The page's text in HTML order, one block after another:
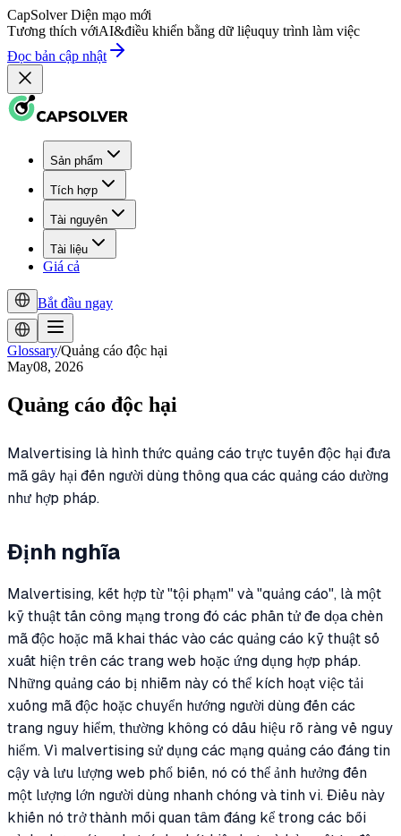
CapSolver Diện mạo mới
Tương thích vớiAI&điều khiển bằng dữ liệuquy trình làm việc
Đọc bản cập nhật
Sản phẩm
Tích hợp
Tài nguyên
Tài liệu
Giá cả
Bắt đầu ngay
Glossary/Quảng cáo độc hại
May08, 2026
Quảng cáo độc hại
Malvertising là hình thức quảng cáo trực tuyến độc hại đưa
mã gây hại đến người dùng thông qua các quảng cáo dường
như hợp pháp.
Định nghĩa
Malvertising, kết hợp từ "tội phạm" và "quảng cáo", là một
kỹ thuật tấn công mạng trong đó các phần tử đe dọa chèn
mã độc hoặc mã khai thác vào các quảng cáo kỹ thuật số
xuất hiện trên các trang web hoặc ứng dụng hợp pháp.
Những quảng cáo bị nhiễm này có thể kích hoạt việc tải
xuống mã độc hoặc chuyển hướng người dùng đến các
trang nguy hiểm, thường không có dấu hiệu rõ ràng về nguy
hiểm. Vì malvertising sử dụng các mạng quảng cáo đáng tin
cậy và lưu lượng web phổ biến, nó có thể ảnh hưởng đến
một lượng lớn người dùng nhanh chóng và tinh vi. Điều này
khiến nó trở thành mối quan tâm đáng kể trong các bối